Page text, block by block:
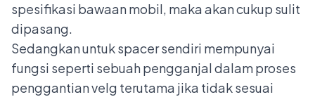
spesifikasi bawaan mobil, maka akan cukup sulit
dipasang.
Sedangkan untuk spacer sendiri mempunyai
fungsi seperti sebuah pengganjal dalam proses
penggantian velg terutama jika tidak sesuai